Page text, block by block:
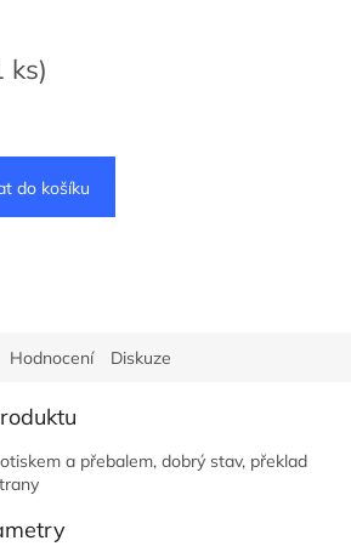
ks)
do košíku
Hodnocení Diskuze
a přebalem, dobrý stav, překlad